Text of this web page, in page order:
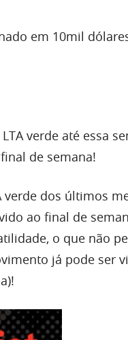
em 10mil
LTA verde até essa
de semana!
dos últimos
ao final de
o que não
já pode ser